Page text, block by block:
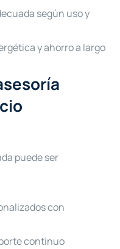
según uso y
y ahorro a largo
puede ser
con
continuo